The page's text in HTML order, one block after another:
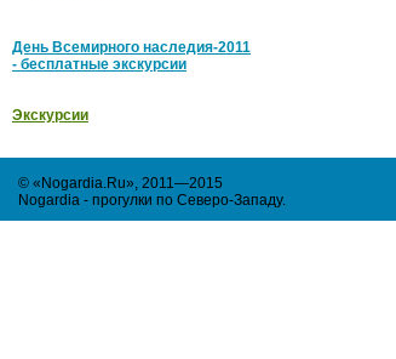
День Всемирного наследия-2011
- бесплатные экскурсии
Экскурсии
© «Nogardia.Ru», 2011—2015
Nogardia - прогулки по Северо-Западу.